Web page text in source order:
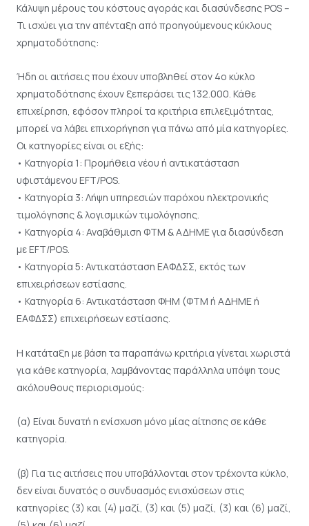
Κάλυψη μέρους του κόστους αγοράς και διασύνδεσης POS –
Τι ισχύει για την απένταξη από προηγούμενους κύκλους
χρηματοδότησης:
Ήδη οι αιτήσεις που έχουν υποβληθεί στον 4ο κύκλο
χρηματοδότησης έχουν ξεπεράσει τις 132.000. Κάθε
επιχείρηση, εφόσον πληροί τα κριτήρια επιλεξιμότητας,
μπορεί να λάβει επιχορήγηση για πάνω από μία κατηγορίες.
Οι κατηγορίες είναι οι εξής:
• Κατηγορία 1: Προμήθεια νέου ή αντικατάσταση
υφιστάμενου EFT/POS.
• Κατηγορία 3: Λήψη υπηρεσιών παρόχου ηλεκτρονικής
τιμολόγησης & λογισμικών τιμολόγησης.
• Κατηγορία 4: Αναβάθμιση ΦΤΜ & ΑΔΗΜΕ για διασύνδεση
με EFT/POS.
• Κατηγορία 5: Αντικατάσταση ΕΑΦΔΣΣ, εκτός των
επιχειρήσεων εστίασης.
• Κατηγορία 6: Αντικατάσταση ΦΗΜ (ΦΤΜ ή ΑΔΗΜΕ ή
ΕΑΦΔΣΣ) επιχειρήσεων εστίασης.
Η κατάταξη με βάση τα παραπάνω κριτήρια γίνεται χωριστά
για κάθε κατηγορία, λαμβάνοντας παράλληλα υπόψη τους
ακόλουθους περιορισμούς:
(α) Είναι δυνατή η ενίσχυση μόνο μίας αίτησης σε κάθε
κατηγορία.
(β) Για τις αιτήσεις που υποβάλλονται στον τρέχοντα κύκλο,
δεν είναι δυνατός ο συνδυασμός ενισχύσεων στις
κατηγορίες (3) και (4) μαζί, (3) και (5) μαζί, (3) και (6) μαζί,